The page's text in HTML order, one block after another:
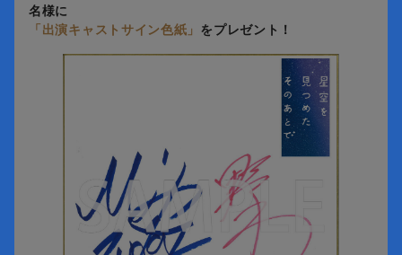
名様に
「出演キャストサイン色紙」 をプレゼント！